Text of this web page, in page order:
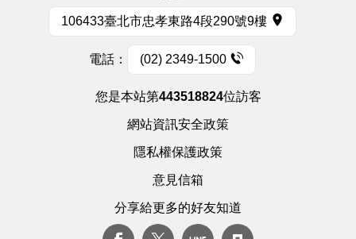
106433臺北市忠孝東路4段290號9樓
電話： (02) 2349-1500
您是本站第443518824位訪客
網站資訊安全政策
隱私權保護政策
意見信箱
分享給更多的好友知道